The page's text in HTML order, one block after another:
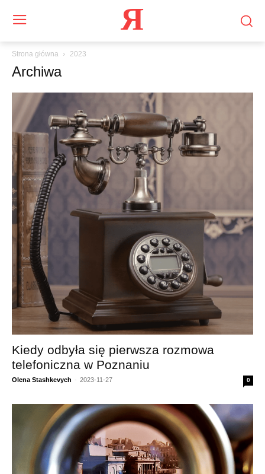
Я
Strona główna 2023
Archiwa
Kiedy odbyła się pierwsza rozmowa
telefoniczna w Poznaniu
Olena Stashkevych - 2023-11-27 0